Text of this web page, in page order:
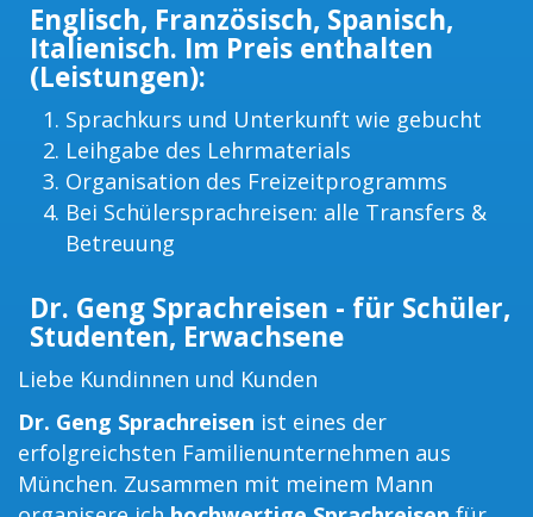
Englisch, Französisch, Spanisch,
Italienisch. Im Preis enthalten
(Leistungen):
Sprachkurs und Unterkunft wie gebucht
Leihgabe des Lehrmaterials
Organisation des Freizeitprogramms
Bei Schülersprachreisen: alle Transfers &
Betreuung
Dr. Geng Sprachreisen - für Schüler,
Studenten, Erwachsene
Liebe Kundinnen und Kunden
Dr. Geng Sprachreisen ist eines der
erfolgreichsten Familienunternehmen aus
München. Zusammen mit meinem Mann